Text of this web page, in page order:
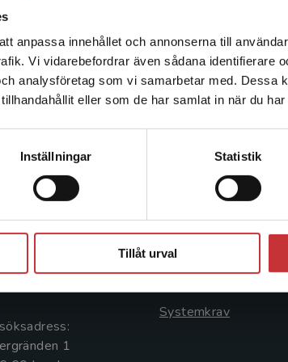
anpassa innehållet och annonserna till
Vi vidarebefordrar även sådana identifierare
analysföretag som vi samarbetar med. Dessa
eller som de har samlat in när du
Inställningar Statistik
Tillåt urval
verkar som att du besöker studentlitteratur.se
utanför Sverige. Vi erbjuder inte leveranser
För att kunna slutföra ett köp måste
vara i Sverige.Läs mer
oss
oss
31 20 00
141
00 Lund
1
Kundservice
Kontakta kundservice
046-31 21 00
Frågor och svar
Systemkrav